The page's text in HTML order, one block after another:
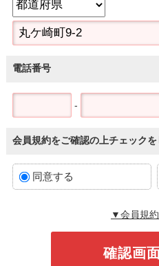
電話番号
-
会員規約をご確認の上チェック
同意する
▼会員規